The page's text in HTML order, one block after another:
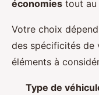
économies tout au
Votre choix
des spécificités de
éléments à
Type de